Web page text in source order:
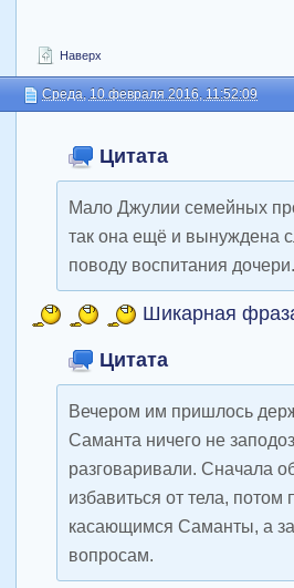
Наверх
Среда, 10 февраля 2016, 11:52:09
Цитата
Мало Джулии семейных
так она ещё и вынуждена
поводу воспитания
Шикарная
Цитата
Вечером им пришлось
Саманта ничего не
разговаривали. Сначала
избавиться от тела,
касающимся Саманты, а
вопросам.